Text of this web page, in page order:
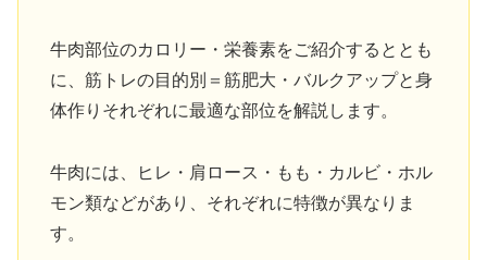
牛肉部位のカロリー・栄養素をご紹介するととも
に、筋トレの目的別＝筋肥大・バルクアップと身
体作りそれぞれに最適な部位を解説します。
牛肉には、ヒレ・肩ロース・もも・カルビ・ホル
モン類などがあり、それぞれに特徴が異なりま
す。